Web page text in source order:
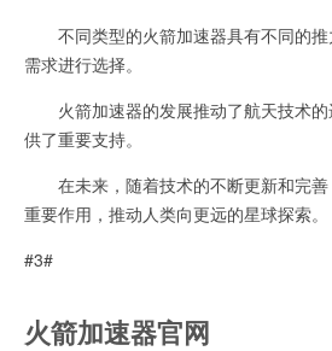
不同类型的火箭加速器具有不同的推
需求进行选择。
火箭加速器的发展推动了航天技术的
供了重要支持。
在未来，随着技术的不断更新和完善
重要作用，推动人类向更远的星球探索。
#3#
火箭加速器官网